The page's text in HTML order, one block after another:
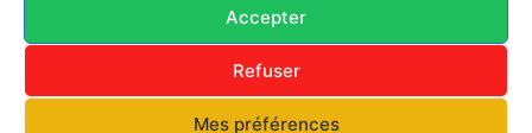
Accepter
Refuser
Mes préférences
© 2025 altermidi.org - Les amis d'altermidi